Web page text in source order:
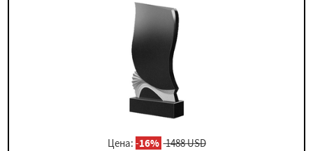
Цена: -16% 1488 USD